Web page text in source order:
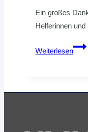
Ein großes
Helferinnen und
Weiterlesen
Wir